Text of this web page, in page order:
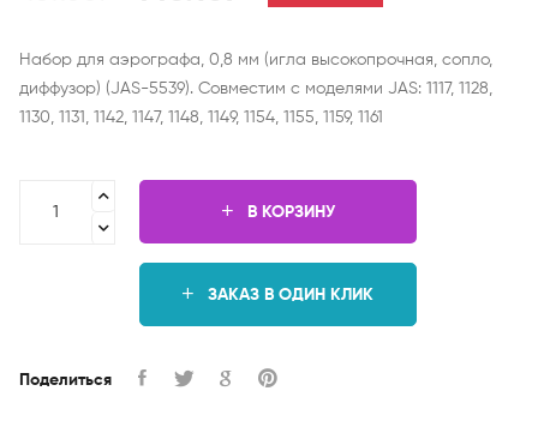
Набор для аэрографа, 0,8 мм (игла высокопрочная, сопло,
диффузор) (JAS-5539). Совместим с моделями JAS: 1117, 1128,
1130, 1131, 1142, 1147, 1148, 1149, 1154, 1155, 1159, 1161
В КОРЗИНУ
ЗАКАЗ В ОДИН КЛИК
Поделиться